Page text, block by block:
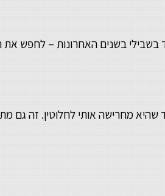
בשבילי בשנים האחרונות – לחפש
מחרישה אותי לחלוטין. זה גם